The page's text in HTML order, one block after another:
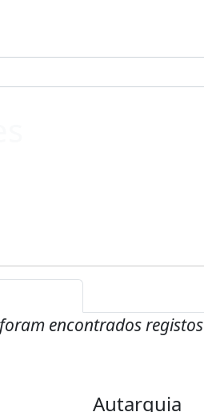
encontrados registos
Autarquia